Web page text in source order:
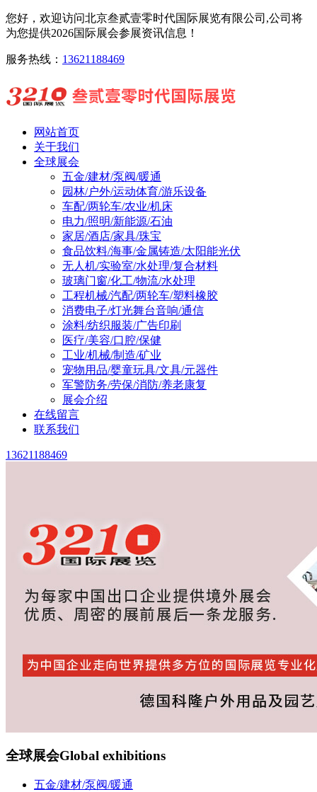
您好，欢迎访问北京叁贰壹零时代国际展览有限公司,公司将
为您提供2026国际展会参展资讯信息！
服务热线： 13621188469
网站首页
关于我们
全球展会
五金/建材/泵阀/暖通
园林/户外/运动体育/游乐设备
车配/两轮车/农业/机床
电力/照明/新能源/石油
家居/酒店/家具/珠宝
食品饮料/海事/金属铸造/太阳能光伏
无人机/实验室/水处理/复合材料
玻璃门窗/化工/物流/水处理
工程机械/汽配/两轮车/塑料橡胶
消费电子/灯光舞台音响/通信
涂料/纺织服装/广告印刷
医疗/美容/口腔/保健
工业/机械/制造/矿业
宠物用品/婴童玩具/文具/元器件
军警防务/劳保/消防/养老康复
展会介绍
在线留言
联系我们
13621188469
全球展会Global exhibitions
五金/建材/泵阀/暖通